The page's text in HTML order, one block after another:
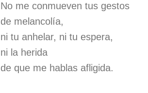
No me conmueven tus gestos
de melancolía,
ni tu anhelar, ni tu espera,
ni la herida
de que me hablas afligida.